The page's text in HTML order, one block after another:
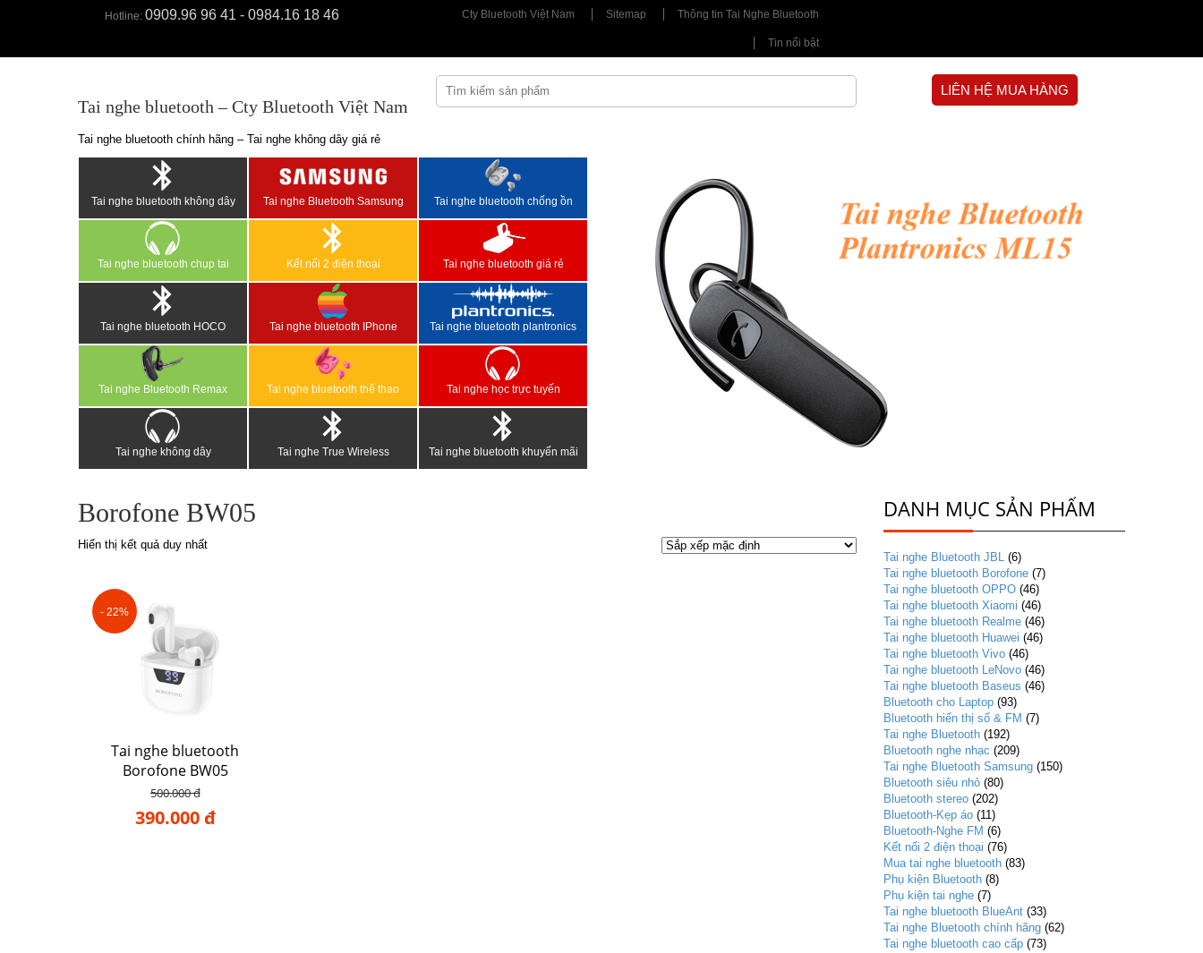
Hotline: 0909.96 96 41 - 0984.16 18 46 Cty Bluetooth Việt Nam Sitemap Thông tin Tai Nghe Bluetooth
Tin nổi bật
Tai nghe bluetooth – Cty Bluetooth Việt Nam
Tai nghe bluetooth chính hãng – Tai nghe không dây giá rẻ
LIÊN HỆ MUA HÀNG
Tai nghe bluetooth không dây Tai nghe Bluetooth Samsung Tai nghe bluetooth chống ồn
Tai nghe bluetooth chụp tai Kết nối 2 điện thoại Tai nghe bluetooth giá rẻ
Tai nghe bluetooth HOCO Tai nghe bluetooth IPhone Tai nghe bluetooth plantronics
Tai nghe Bluetooth Remax Tai nghe bluetooth thể thao Tai nghe học trực tuyến
Tai nghe không dây Tai nghe True Wireless Tai nghe bluetooth khuyến mãi
Borofone BW05
Hiển thị kết quả duy nhất
- 22%
Tai nghe bluetooth
Borofone BW05
500.000 đ
390.000 đ
DANH MỤC SẢN PHẨM
Tai nghe Bluetooth JBL (6)
Tai nghe bluetooth Borofone (7)
Tai nghe bluetooth OPPO (46)
Tai nghe bluetooth Xiaomi (46)
Tai nghe bluetooth Realme (46)
Tai nghe bluetooth Huawei (46)
Tai nghe bluetooth Vivo (46)
Tai nghe bluetooth LeNovo (46)
Tai nghe bluetooth Baseus (46)
Bluetooth cho Laptop (93)
Bluetooth hiển thị số & FM (7)
Tai nghe Bluetooth (192)
Bluetooth nghe nhạc (209)
Tai nghe Bluetooth Samsung (150)
Bluetooth siêu nhỏ (80)
Bluetooth stereo (202)
Bluetooth-Kẹp áo (11)
Bluetooth-Nghe FM (6)
Kết nối 2 điện thoại (76)
Mua tai nghe bluetooth (83)
Phụ kiện Bluetooth (8)
Phụ kiện tai nghe (7)
Tai nghe bluetooth BlueAnt (33)
Tai nghe Bluetooth chính hãng (62)
Tai nghe bluetooth cao cấp (73)